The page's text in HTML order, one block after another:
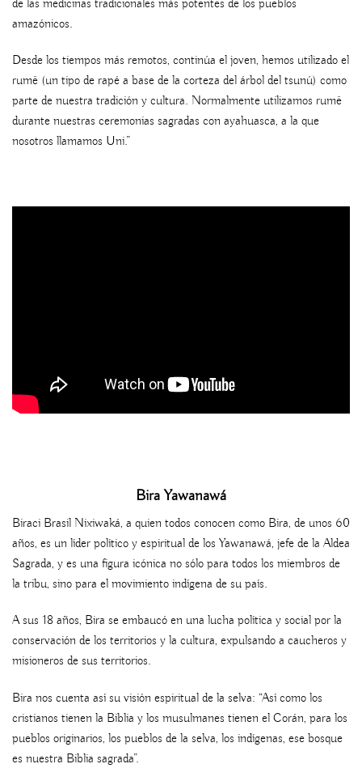
de las medicinas tradicionales más potentes de los pueblos
amazónicos.
Desde los tiempos más remotos, continúa el joven, hemos utilizado el
rumê (un tipo de rapé a base de la corteza del árbol del tsunú) como
parte de nuestra tradición y cultura. Normalmente utilizamos rumê
durante nuestras ceremonias sagradas con ayahuasca, a la que
nosotros llamamos Uni.”
Bira Yawanawá
Biraci Brasil Nixiwaká, a quien todos conocen como Bira, de unos 60
años, es un líder político y espiritual de los Yawanawá, jefe de la Aldea
Sagrada, y es una figura icónica no sólo para todos los miembros de
la tribu, sino para el movimiento indígena de su país.
A sus 18 años, Bira se embaucó en una lucha política y social por la
conservación de los territorios y la cultura, expulsando a caucheros y
misioneros de sus territorios.
Bira nos cuenta así su visión espiritual de la selva: “Así como los
cristianos tienen la Biblia y los musulmanes tienen el Corán, para los
pueblos originarios, los pueblos de la selva, los indígenas, ese bosque
es nuestra Biblia sagrada”.